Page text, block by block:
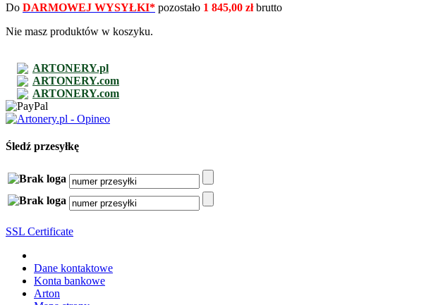
Do DARMOWEJ WYSYŁKI* pozostało 1 845,00 złbrutto
Nie masz produktów w koszyku.
ARTONERY.pl
ARTONERY.com
ARTONERY.com
Śledź przesyłkę
SSL Certificate
Dane kontaktowe
Konta bankowe
Arton